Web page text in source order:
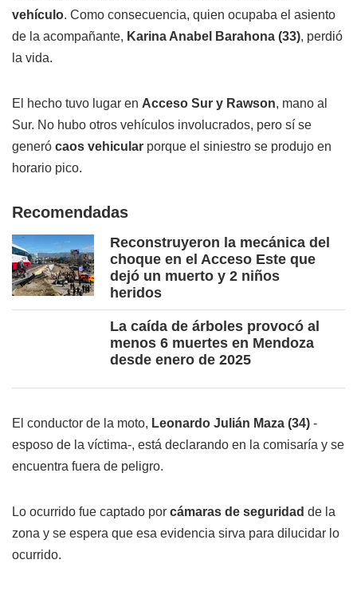
vehículo. Como consecuencia, quien ocupaba el asiento
de la acompañante, Karina Anabel Barahona (33), perdió
la vida.
El hecho tuvo lugar en Acceso Sur y Rawson, mano al
Sur. No hubo otros vehículos involucrados, pero sí se
generó caos vehicular porque el siniestro se produjo en
horario pico.
Recomendadas
Reconstruyeron la mecánica del
choque en el Acceso Este que
dejó un muerto y 2 niños
heridos
La caída de árboles provocó al
menos 6 muertes en Mendoza
desde enero de 2025
El conductor de la moto, Leonardo Julián Maza (34) -
esposo de la víctima-, está declarando en la comisaría y se
encuentra fuera de peligro.
Lo ocurrido fue captado por cámaras de seguridad de la
zona y se espera que esa evidencia sirva para dilucidar lo
ocurrido.